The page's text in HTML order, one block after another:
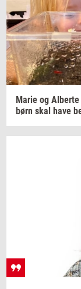
Marie og Al­ber­te
børn skal have